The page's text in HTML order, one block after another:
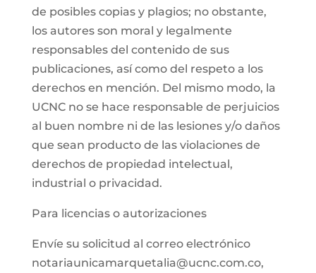
de posibles copias y plagios; no obstante,
los autores son moral y legalmente
responsables del contenido de sus
publicaciones, así como del respeto a los
derechos en mención. Del mismo modo, la
UCNC no se hace responsable de perjuicios
al buen nombre ni de las lesiones y/o daños
que sean producto de las violaciones de
derechos de propiedad intelectual,
industrial o privacidad.
Para licencias o autorizaciones
Envíe su solicitud al correo electrónico
notariaunicamarquetalia@ucnc.com.co,